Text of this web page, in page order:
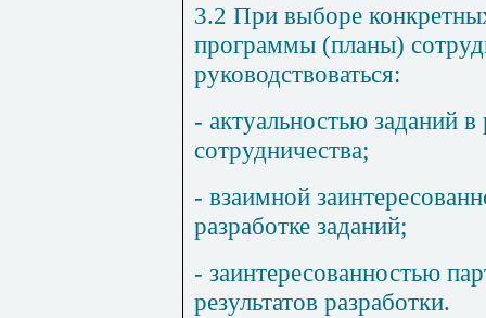
3.2 При выборе
программы (планы)
руководствоваться:
- актуальностью заданий
сотрудничества;
- взаимной
разработке заданий;
- заинтересованностью
результатов разработки.